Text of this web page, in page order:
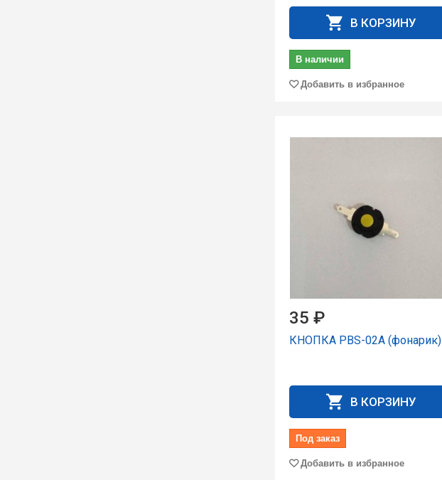
В КОРЗИНУ
В наличии
Добавить в избранное
35 ₽
КНОПКА PBS-02A (фонаpик)
В КОРЗИНУ
Под заказ
Добавить в избранное